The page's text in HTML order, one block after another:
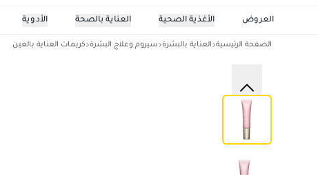
الأدوية العناية بالصحة الأغذية الصحية العروض
الصفحة الرئيسية العناية بالبشرة سيروم وعلاج البشرة كريمات العناية بالعين